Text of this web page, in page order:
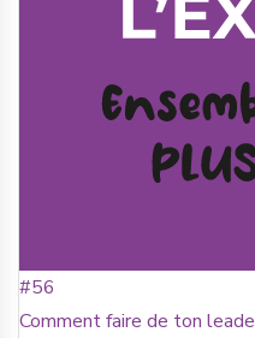
#56
Comment faire de ton